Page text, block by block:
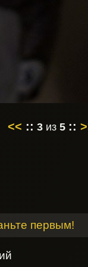
<< :: 3 из 5 ::
первым!